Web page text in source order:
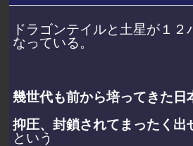
ドラゴンテイルと土星が１２
なっている。
幾世代も前から培ってきた日
抑圧、封鎖されてまったく出
という